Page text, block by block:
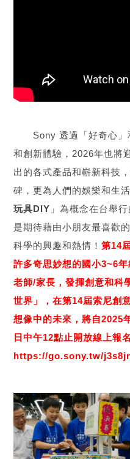
Sony 透過「好奇心」
和創新體驗，2026年也將
出的各式產品和嶄新科技
碑，更為人們的娛樂和生
玩具DIY 」為概念在台舉
是期待藉由小朋友最喜歡
科學的興趣和熱情！第14
許多奇思妙想的國小3~6
老師/家長，發揮創意和科
世界」，在第14屆索尼創
想像中的未來，將自2025
日中午12點止開放線上報名
https://go.sony.tw/